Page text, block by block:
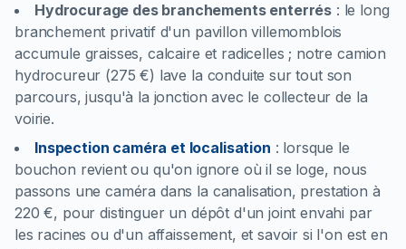
Hydrocurage des branchements enterrés : le long
branchement privatif d'un pavillon villemomblois
accumule graisses, calcaire et radicelles ; notre camion
hydrocureur (275 €) lave la conduite sur tout son
parcours, jusqu'à la jonction avec le collecteur de la
voirie.
Inspection caméra et localisation : lorsque le
bouchon revient ou qu'on ignore où il se loge, nous
passons une caméra dans la canalisation, prestation à
220 €, pour distinguer un dépôt d'un joint envahi par
les racines ou d'un affaissement, et savoir si l'on est en